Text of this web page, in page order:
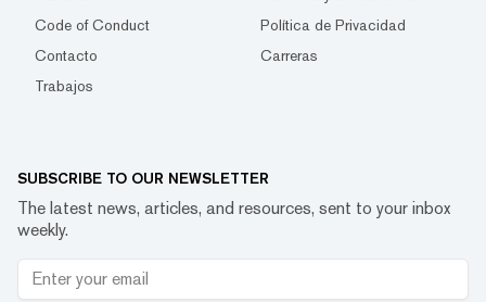
Code of Conduct
Política de Privacidad
Contacto
Carreras
Trabajos
SUBSCRIBE TO OUR NEWSLETTER
The latest news, articles, and resources, sent to your inbox
weekly.